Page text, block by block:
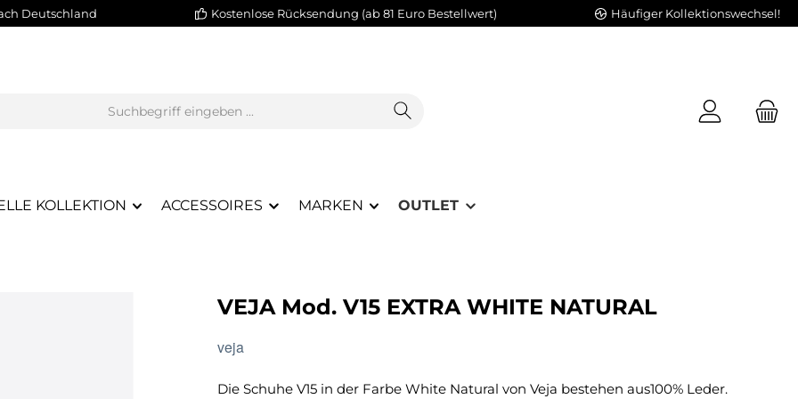
Deutschland Kostenlose Rücksendung (ab 81 Euro Bestellwert) Häufiger Kollektionswechsel!
KOLLEKTION ACCESSOIRES MARKEN OUTLET
VEJA Mod. V15 EXTRA WHITE NATURAL
veja
Die Schuhe V15 in der Farbe White Natural von Veja bestehen aus100% Leder.